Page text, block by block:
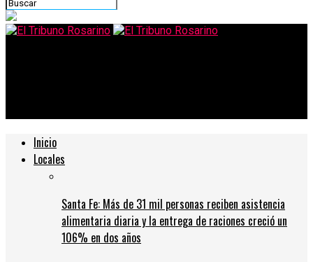
Inicio
Locales
Santa Fe: Más de 31 mil personas reciben asistencia
alimentaria diaria y la entrega de raciones creció un
106% en dos años